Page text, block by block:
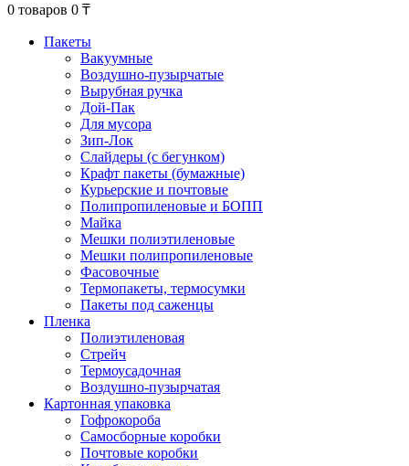
0 товаров 0 ₸
Пакеты
Вакуумные
Воздушно-пузырчатые
Вырубная ручка
Дой-Пак
Для мусора
Зип-Лок
Слайдеры (с бегунком)
Крафт пакеты (бумажные)
Курьерские и почтовые
Полипропиленовые и БОПП
Майка
Мешки полиэтиленовые
Мешки полипропиленовые
Фасовочные
Термопакеты, термосумки
Пакеты под саженцы
Пленка
Полиэтиленовая
Стрейч
Термоусадочная
Воздушно-пузырчатая
Картонная упаковка
Гофрокороба
Самосборные коробки
Почтовые коробки